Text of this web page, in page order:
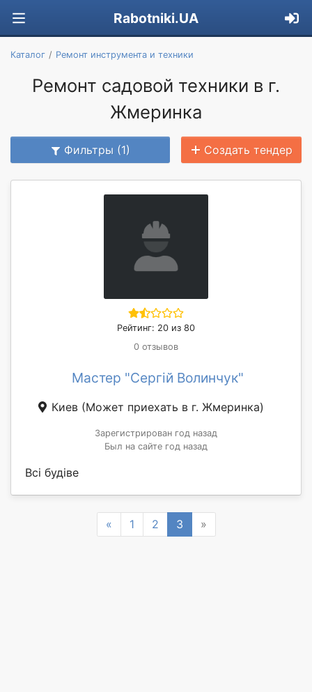
Rabotniki.UA
Каталог Ремонт инструмента и техники
Ремонт садовой техники в г.
Жмеринка
Фильтры (1) Создать тендер
Рейтинг: 20 из 80
0 отзывов
Мастер "Сергій Волинчук"
Киев (Может приехать в г. Жмеринка)
Зарегистрирован год назад
Был на сайте год назад
Всі будіве
«Previous
1 2 3 »Next